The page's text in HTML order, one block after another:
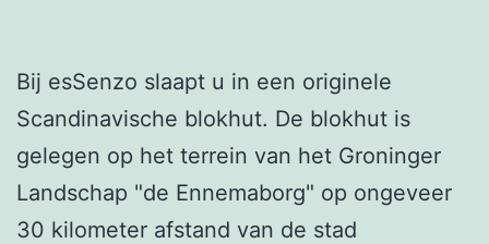
Bij esSenzo slaapt u in een originele
Scandinavische blokhut. De blokhut is
gelegen op het terrein van het Groninger
Landschap "de Ennemaborg" op ongeveer
30 kilometer afstand van de stad